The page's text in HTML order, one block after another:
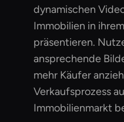
dynamischen
Immobilien in
präsentieren.
ansprechende
mehr Käufer
Verkaufsprozess
Immobilienmarkt